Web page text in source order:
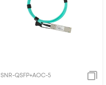
SNR-QSFP+AOC-5